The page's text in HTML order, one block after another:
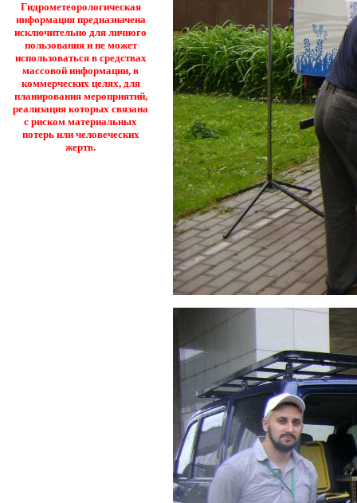
Гидрометеорологическая
информация предназначена
исключительно для личного
пользования и не может
использоваться в средствах
массовой информации, в
коммерческих целях, для
планирования мероприятий,
реализация которых связана
с риском материальных
потерь или человеческих
жертв.